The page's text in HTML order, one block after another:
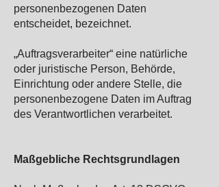
personenbezogenen Daten
entscheidet, bezeichnet.
„Auftragsverarbeiter“ eine natürliche
oder juristische Person, Behörde,
Einrichtung oder andere Stelle, die
personenbezogene Daten im Auftrag
des Verantwortlichen verarbeitet.
Maßgebliche Rechtsgrundlagen